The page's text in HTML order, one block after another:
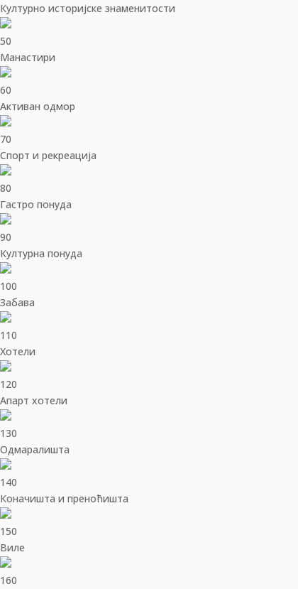
Културно историјске знаменитости
50
Манастири
60
Активан одмор
70
Спорт и рекреација
80
Гастро понуда
90
Културна понуда
100
Забава
110
Хотели
120
Апарт хотели
130
Одмаралишта
140
Коначишта и преноћишта
150
Виле
160